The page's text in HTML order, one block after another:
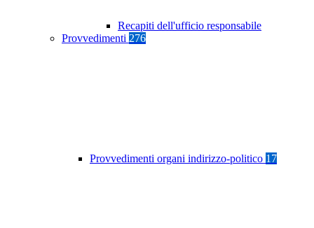
Recapiti dell'ufficio responsabile
Provvedimenti 276
Provvedimenti organi indirizzo-politico 17